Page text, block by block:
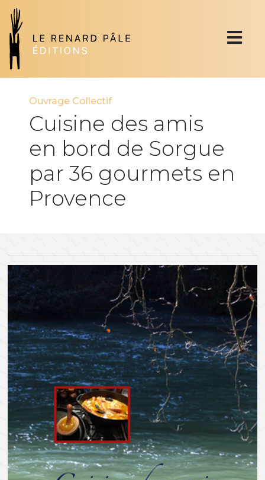
Ouvrage Collectif
Cuisine des amis
en bord de Sorgue
par 36 gourmets en
Provence